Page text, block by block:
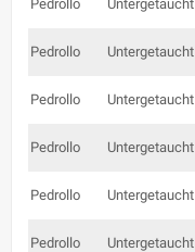
Pedrollo Untergetaucht
Pedrollo Untergetaucht
Pedrollo Untergetaucht
Pedrollo Untergetaucht
Pedrollo Untergetaucht
Pedrollo Untergetaucht